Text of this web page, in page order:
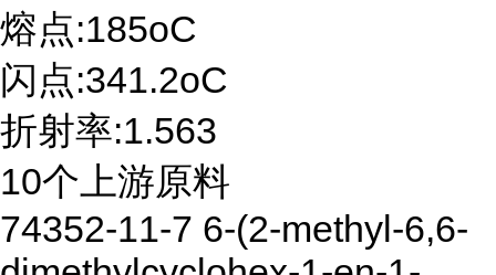
熔点:185oC
闪点:341.2oC
折射率:1.563
10个上游原料
74352-11-7 6-(2-methyl-6,6-